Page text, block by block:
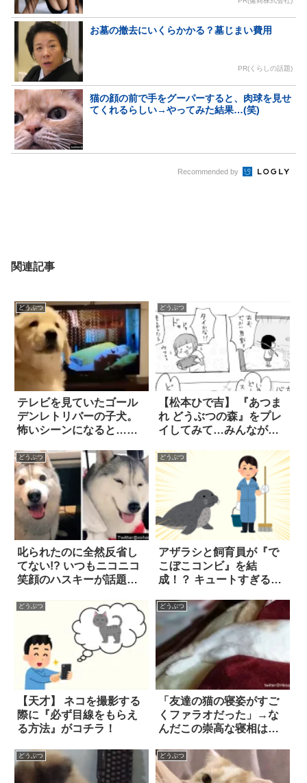
お墓の撤去にいくらかかる？墓じまい費用
PR(くらしの話題)
猫の顔の前で手をグーパーすると、肉球を見せ
てくれるらしい→やってみた結果…(笑)
Recommended by
関連記事
どうぶつ
テレビを見ていたゴール
デンレトリバーの子犬。
怖いシーンになると…そ
避
どうぶつ
【松本ひで吉】 『あつま
れ どうぶつの森』をプレ
イしてみて…みんなが言
理解した話
どうぶつ
叱られたのに全然反省し
てない!? いつもニコニコ
笑顔のハスキーが話題に
どうぶつ
アザラシと飼育員が『で
こぼこコンビ』を結
成！？ キュートすぎる2
どうぶつ
【天才】 ネコを撮影する
際に『必ず目線をもらえ
る方法』がコチラ！
どうぶつ
「友達の猫の寝姿がすご
くファラオだった」→な
んだこの崇高な寝相は…
どうぶつ どうぶつ